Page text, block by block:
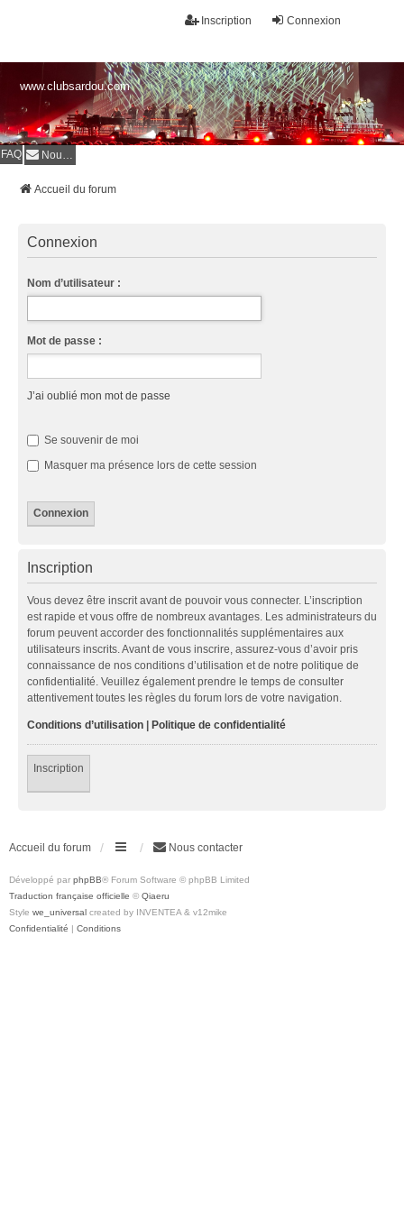
Connexion
Inscription
www.clubsardou.com
FAQ Nous contacter
Accueil du forum
Connexion
Nom d’utilisateur :
Mot de passe :
J’ai oublié mon mot de passe
Se souvenir de moi
Masquer ma présence lors de cette session
Inscription
Vous devez être inscrit avant de pouvoir vous connecter. L’inscription
est rapide et vous offre de nombreux avantages. Les administrateurs du
forum peuvent accorder des fonctionnalités supplémentaires aux
utilisateurs inscrits. Avant de vous inscrire, assurez-vous d’avoir pris
connaissance de nos conditions d’utilisation et de notre politique de
confidentialité. Veuillez également prendre le temps de consulter
attentivement toutes les règles du forum lors de votre navigation.
Conditions d’utilisation | Politique de confidentialité
Inscription
Accueil du forum Nous contacter
Développé par phpBB® Forum Software © phpBB Limited
Traduction française officielle © Qiaeru
Style we_universal created by INVENTEA & v12mike
Confidentialité | Conditions